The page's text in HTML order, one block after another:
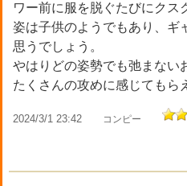
ワー前に服を脱ぐたびにクス
姿は子供のようでもあり、ギ
思うでしょう。
やはりどの姿勢でも弛まない
たくさんの攻めに感じてもら
2024/3/1 23:42 コンピー